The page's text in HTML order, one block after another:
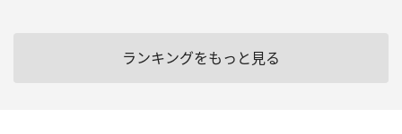
ランキングをもっと見る